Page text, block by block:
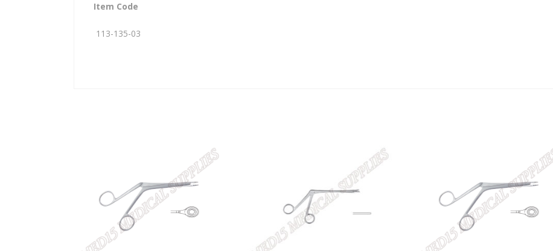
Item Code
113-135-03